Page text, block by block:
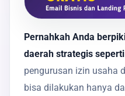
Pernahkah Anda
daerah strategis
pengurusan izin usaha
bisa dilakukan hanya